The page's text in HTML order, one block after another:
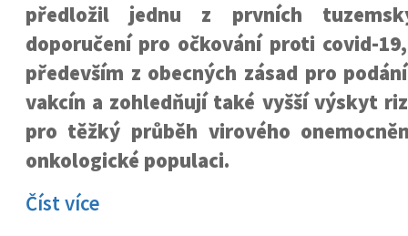
předložil jednu z prvních
doporučení pro očkování proti covid-
především z obecných zásad pro
vakcín a zohledňují také vyšší výskyt
pro těžký průběh virového
onkologické populaci.
Číst více